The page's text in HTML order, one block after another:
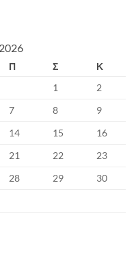
Π Σ
Κ
1
2
7 8
9
14 15
16
21 22
23
28 29
30